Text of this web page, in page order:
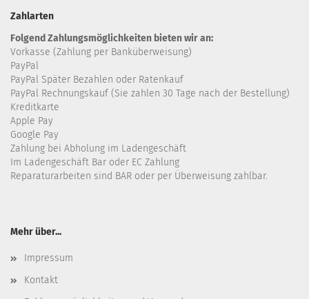
Zahlarten
Folgend Zahlungsmöglichkeiten bieten wir an:
Vorkasse (Zahlung per Banküberweisung)
PayPal
PayPal Später Bezahlen oder Ratenkauf
PayPal Rechnungskauf (Sie zahlen 30 Tage nach der Bestellung)
Kreditkarte
Apple Pay
Google Pay
Zahlung bei Abholung im Ladengeschäft
Im Ladengeschäft Bar oder EC Zahlung
Reparaturarbeiten sind BAR oder per Überweisung zahlbar.
Mehr über...
Impressum
Kontakt